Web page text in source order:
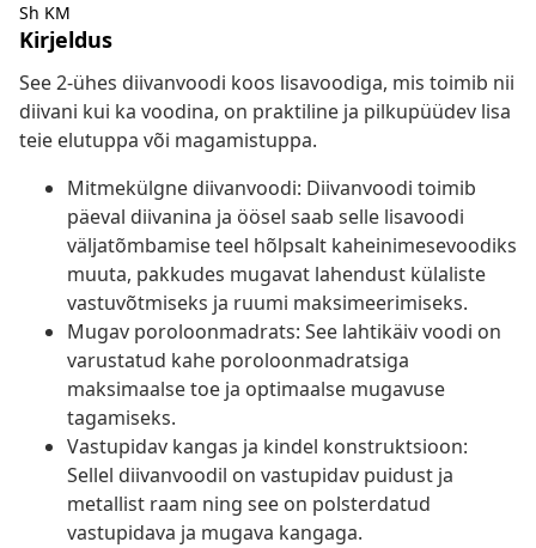
Sh KM
Kirjeldus
See 2-ühes diivanvoodi koos lisavoodiga, mis toimib nii
diivani kui ka voodina, on praktiline ja pilkupüüdev lisa
teie elutuppa või magamistuppa.
Mitmekülgne diivanvoodi: Diivanvoodi toimib
päeval diivanina ja öösel saab selle lisavoodi
väljatõmbamise teel hõlpsalt kaheinimesevoodiks
muuta, pakkudes mugavat lahendust külaliste
vastuvõtmiseks ja ruumi maksimeerimiseks.
Mugav poroloonmadrats: See lahtikäiv voodi on
varustatud kahe poroloonmadratsiga
maksimaalse toe ja optimaalse mugavuse
tagamiseks.
Vastupidav kangas ja kindel konstruktsioon:
Sellel diivanvoodil on vastupidav puidust ja
metallist raam ning see on polsterdatud
vastupidava ja mugava kangaga.